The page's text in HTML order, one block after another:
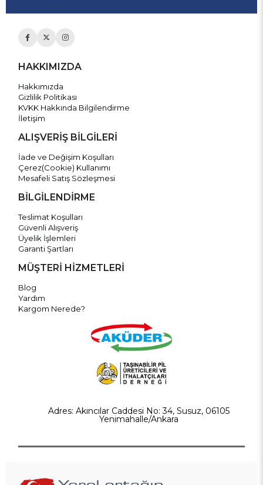
HAKKIMIZDA
Hakkımızda
Gizlilik Politikası
KVKK Hakkında Bilgilendirme
İletişim
ALIŞVERİŞ BİLGİLERİ
İade ve Değişim Koşulları
Çerez(Cookie) Kullanımı
Mesafeli Satış Sözleşmesi
BİLGİLENDİRME
Teslimat Koşulları
Güvenli Alışveriş
Üyelik İşlemleri
Garanti Şartları
MÜŞTERİ HİZMETLERİ
Blog
Yardım
Kargom Nerede?
Adres: Akıncılar Caddesi No: 34, Susuz, 06105
Yenimahalle/Ankara